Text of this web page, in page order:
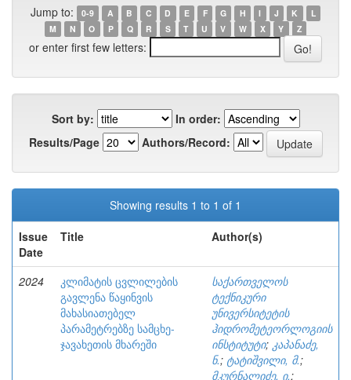
Jump to: 0-9 A B C D E F G H I J K
L
M
N O P Q R S T U V W X Y Z
or enter first few letters:
Sort by:
In order:
Results/Page
Authors/Record:
Showing results 1 to 1 of 1
Issue
Date
Title Author(s)
2024
კლიმატის ცვლილების
გავლენა წაყინვის
მახასიათებელ
პარამეტრებზე სამცხე-
ჯავახეთის მხარეში
საქართველოს
ტექნიკური
უნივერსიტეტის
ჰიდრომეტეორლოგიის
ინსტიტუტი; კაპანაძე,
ნ.; ტატიშვილი, მ.;
მკურნალიძე, ი.;